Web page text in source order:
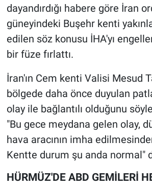
dayandırdığı habere göre İran
güneyindeki Buşehr kenti
edilen söz konusu İHA'yı
bir füze fırlattı.
İran'ın Cem kenti Valisi Mesud
bölgede daha önce duyulan
olay ile bağlantılı olduğunu
"Bu gece meydana gelen olay,
hava aracının imha
Kentte durum şu anda normal"
HÜRMÜZ'DE ABD GEMİLERİ